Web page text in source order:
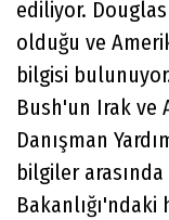
ediliyor.
olduğu ve
bilgisi
Bush'un Irak ve
Danışman
bilgiler